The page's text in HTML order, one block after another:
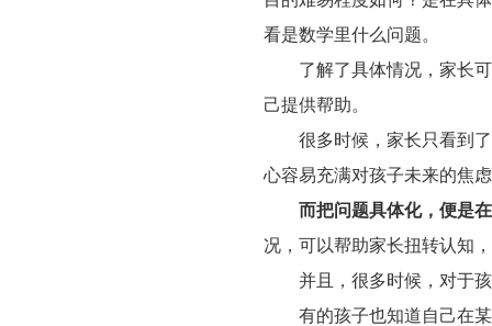
看是数学里什么问题。
了解了具体情况，家长
己提供帮助。
很多时候，家长只看到
心容易充满对孩子未来的焦
而把问题具体化，便是
况，可以帮助家长扭转认知
并且，很多时候，对于
有的孩子也知道自己在